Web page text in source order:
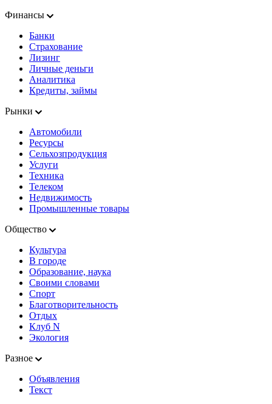
Финансы
Банки
Страхование
Лизинг
Личные деньги
Аналитика
Кредиты, займы
Рынки
Автомобили
Ресурсы
Сельхозпродукция
Услуги
Техника
Телеком
Недвижимость
Промышленные товары
Общество
Культура
В городе
Образование, наука
Своими словами
Спорт
Благотворительность
Отдых
Клуб N
Экология
Разное
Объявления
Текст